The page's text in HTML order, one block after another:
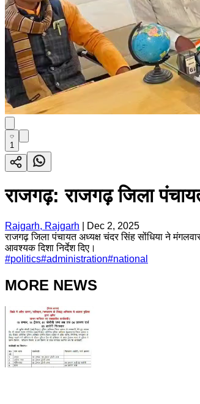
1
राजगढ़: राजगढ़ जिला
Rajgarh, Rajgarh
Dec 2, 2025
राजगढ़ जिला पंचायत अध्यक्ष चंदर सिंह सोंधिया ने
आवश्यक दिशा निर्देश दिए।
#politics#administration#national
MORE NEWS